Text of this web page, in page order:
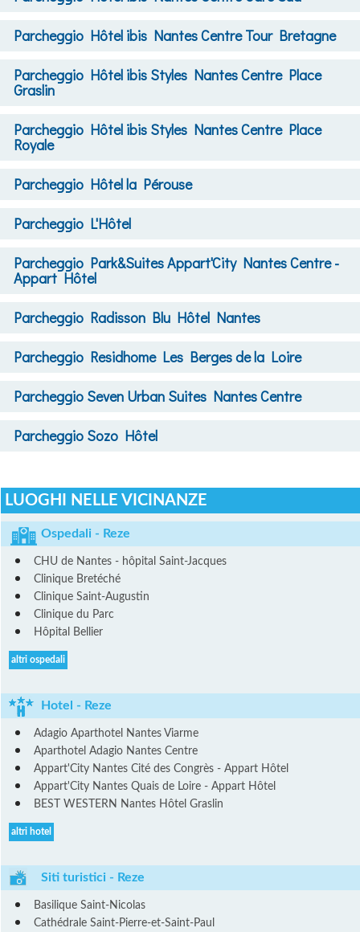
Parcheggio Hôtel ibis Nantes Centre Tour Bretagne
Parcheggio Hôtel ibis Styles Nantes Centre Place
Graslin
Parcheggio Hôtel ibis Styles Nantes Centre Place
Royale
Parcheggio Hôtel la Pérouse
Parcheggio L'Hôtel
Parcheggio Park&Suites Appart'City Nantes Centre -
Appart Hôtel
Parcheggio Radisson Blu Hôtel Nantes
Parcheggio Residhome Les Berges de la Loire
Parcheggio Seven Urban Suites Nantes Centre
Parcheggio Sozo Hôtel
LUOGHI NELLE VICINANZE
Ospedali - Reze
CHU de Nantes - hôpital Saint-Jacques
Clinique Bretéché
Clinique Saint-Augustin
Clinique du Parc
Hôpital Bellier
altri ospedali
Hotel - Reze
Adagio Aparthotel Nantes Viarme
Aparthotel Adagio Nantes Centre
Appart'City Nantes Cité des Congrès - Appart Hôtel
Appart'City Nantes Quais de Loire - Appart Hôtel
BEST WESTERN Nantes Hôtel Graslin
altri hotel
Siti turistici - Reze
Basilique Saint-Nicolas
Cathédrale Saint-Pierre-et-Saint-Paul